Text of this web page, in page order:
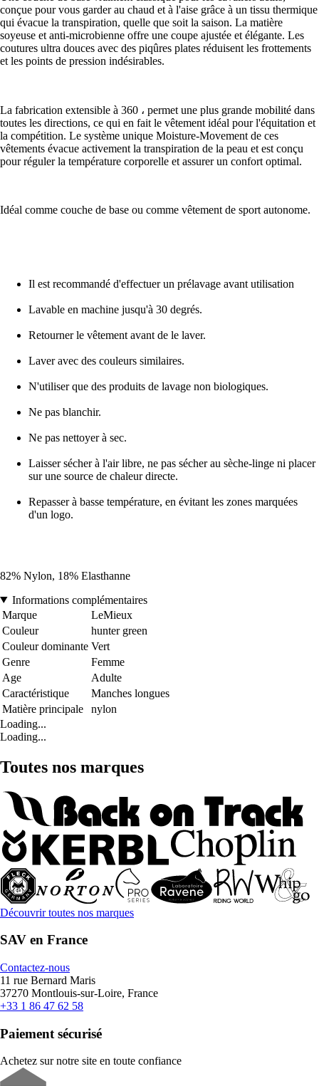
conçue pour vous garder au chaud et à l'aise grâce à un tissu thermique
qui évacue la transpiration, quelle que soit la saison. La matière
soyeuse et anti-microbienne offre une coupe ajustée et élégante. Les
coutures ultra douces avec des piqûres plates réduisent les frottements
et les points de pression indésirables.
La fabrication extensible à 360 ، permet une plus grande mobilité dans
toutes les directions, ce qui en fait le vêtement idéal pour l'équitation et
la compétition. Le système unique Moisture-Movement de ces
vêtements évacue activement la transpiration de la peau et est conçu
pour réguler la température corporelle et assurer un confort optimal.
Idéal comme couche de base ou comme vêtement de sport autonome.
Il est recommandé d'effectuer un prélavage avant utilisation
Lavable en machine jusqu'à 30 degrés.
Retourner le vêtement avant de le laver.
Laver avec des couleurs similaires.
N'utiliser que des produits de lavage non biologiques.
Ne pas blanchir.
Ne pas nettoyer à sec.
Laisser sécher à l'air libre, ne pas sécher au sèche-linge ni placer
sur une source de chaleur directe.
Repasser à basse température, en évitant les zones marquées
d'un logo.
82% Nylon, 18% Elasthanne
Informations complémentaires
Marque
LeMieux
Couleur
hunter green
Couleur dominante Vert
Genre
Femme
Age
Adulte
Caractéristique
Manches longues
Matière principale
nylon
Loading...
Loading...
Toutes nos marques
Découvrir toutes nos marques
SAV en France
Contactez-nous
11 rue Bernard Maris
37270 Montlouis-sur-Loire, France
+33 1 86 47 62 58
Paiement sécurisé
Achetez sur notre site en toute confiance